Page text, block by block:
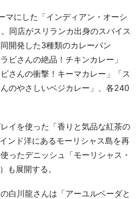
にした「インディアン・オーシ
。同店がスリランカ出身のスパイス
開発した3種類のカレーパン
ビさんの絶品！チキンカレー」
さんの衝撃！キーマカレー」「ス
のやさしいベジカレー」、各240
イを使った「香りと気品な紅茶の
ンド洋にあるモーリシャス島を再
ったデニッシュ「モーリシャス・
も展開する。
白川龍さんは「アーユルベーダと